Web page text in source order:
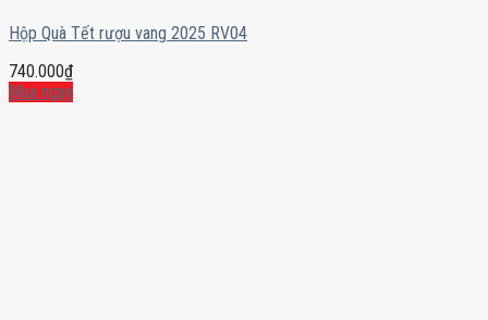
Hộp Quà Tết rượu vang 2025 RV04
740.000₫
Mua ngay